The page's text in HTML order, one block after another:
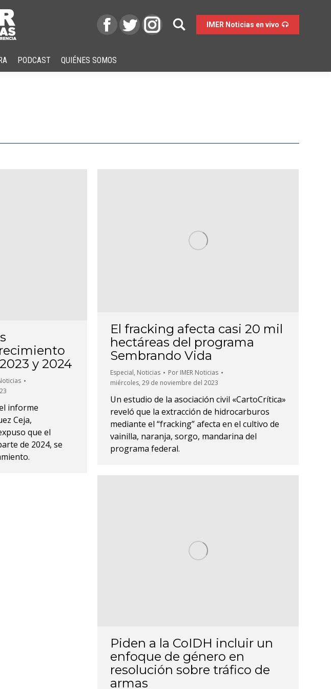
IMER Noticias en vivo
PODCAST QUIÉNES SOMOS
y 2024
informe
Ceja,
que el
de 2024, se
El fracking afecta casi 20 mil
hectáreas del programa
Sembrando Vida
Especial, Noticias Por IMER Noticias
miércoles, 29 de noviembre del 2023
Un estudio de la asociación civil «CartoCrítica»
reveló que la extracción de hidrocarburos
mediante el “fracking” afecta en el cultivo de
vainilla, naranja, sorgo, mandarina del
programa federal.
Piden a la CoIDH incluir un
enfoque de género en
resolución sobre tráfico de
armas